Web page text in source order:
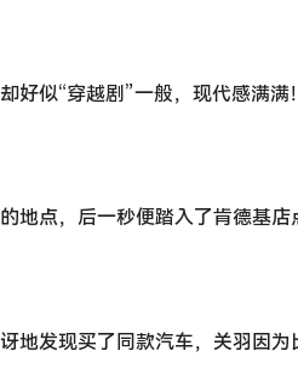
好似“穿越剧”一般，现代感满满！
地点，后一秒便踏入了肯德基店
地发现买了同款汽车，关羽因